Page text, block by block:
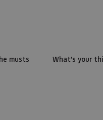
musts What’s your